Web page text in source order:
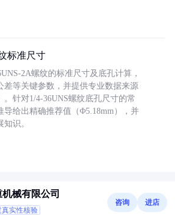
标准尺寸
2A螺纹的标准尺寸及底孔计算，
差等关键参数，并提供专业数据来源
。针对1/4-36UNS螺纹底孔尺寸的常
导给出精确推荐值（Φ5.18mm），并
识。
机械有限公司
真实性核验
咨询 进店